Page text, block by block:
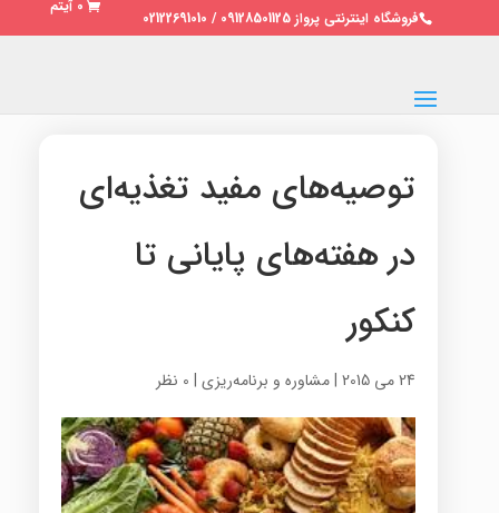
فروشگاه اینترنتی پرواز 09128501125 / 02122691010
0 آیتم
توصیه‌های مفید تغذیه‌ای
در هفته‌های پایانی تا
کنکور
24 می 2015 |مشاوره و برنامه‌ریزی| 0 نظر